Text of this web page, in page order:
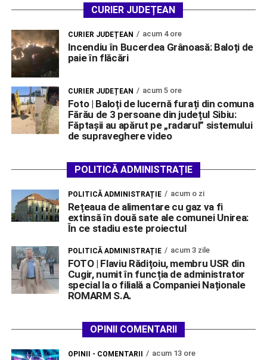
CURIER JUDEȚEAN
CURIER JUDEȚEAN acum 4 ore
Incendiu în Bucerdea Grânoasă: Baloți de
paie în flăcări
CURIER JUDEȚEAN acum 5 ore
Foto | Baloți de lucernă furați din comuna
Fărău de 3 persoane din județul Sibiu:
Făptașii au apărut pe „radarul” sistemului
de supraveghere video
POLITICĂ ADMINISTRAȚIE
POLITICĂ ADMINISTRAȚIE acum o zi
Rețeaua de alimentare cu gaz va fi
extinsă în două sate ale comunei Unirea:
În ce stadiu este proiectul
POLITICĂ ADMINISTRAȚIE acum 3 zile
FOTO | Flaviu Rădițoiu, membru USR din
Cugir, numit în funcția de administrator
special la o filială a Companiei Naționale
ROMARM S.A.
OPINII COMENTARII
OPINII - COMENTARII acum 13 ore